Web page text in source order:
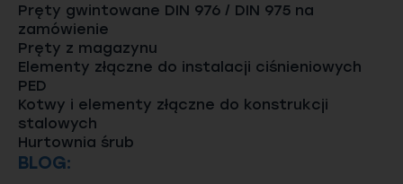
Pręty gwintowane DIN 976 / DIN 975 na
zamówienie
Pręty z magazynu
Elementy złączne do instalacji ciśnieniowych
PED
Kotwy i elementy złączne do konstrukcji
stalowych
Hurtownia śrub
BLOG: